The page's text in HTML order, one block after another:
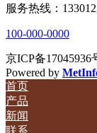
服务热线：
100-000-0000
京ICP备17045936
Powered by
首页
产品
新闻